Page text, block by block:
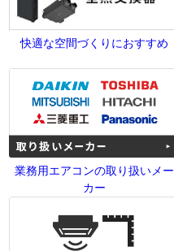
快適な空間づくりにおすすめ
業務用エアコンの取り扱いメー
カー